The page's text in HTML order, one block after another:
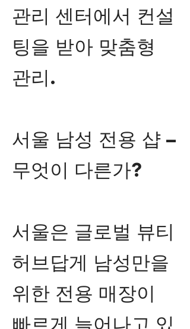
관리 센터에서 컨설
팅을 받아 맞춤형
관리.
서울 남성 전용 샵 –
무엇이 다른가?
서울은 글로벌 뷰티
허브답게 남성만을
위한 전용 매장이